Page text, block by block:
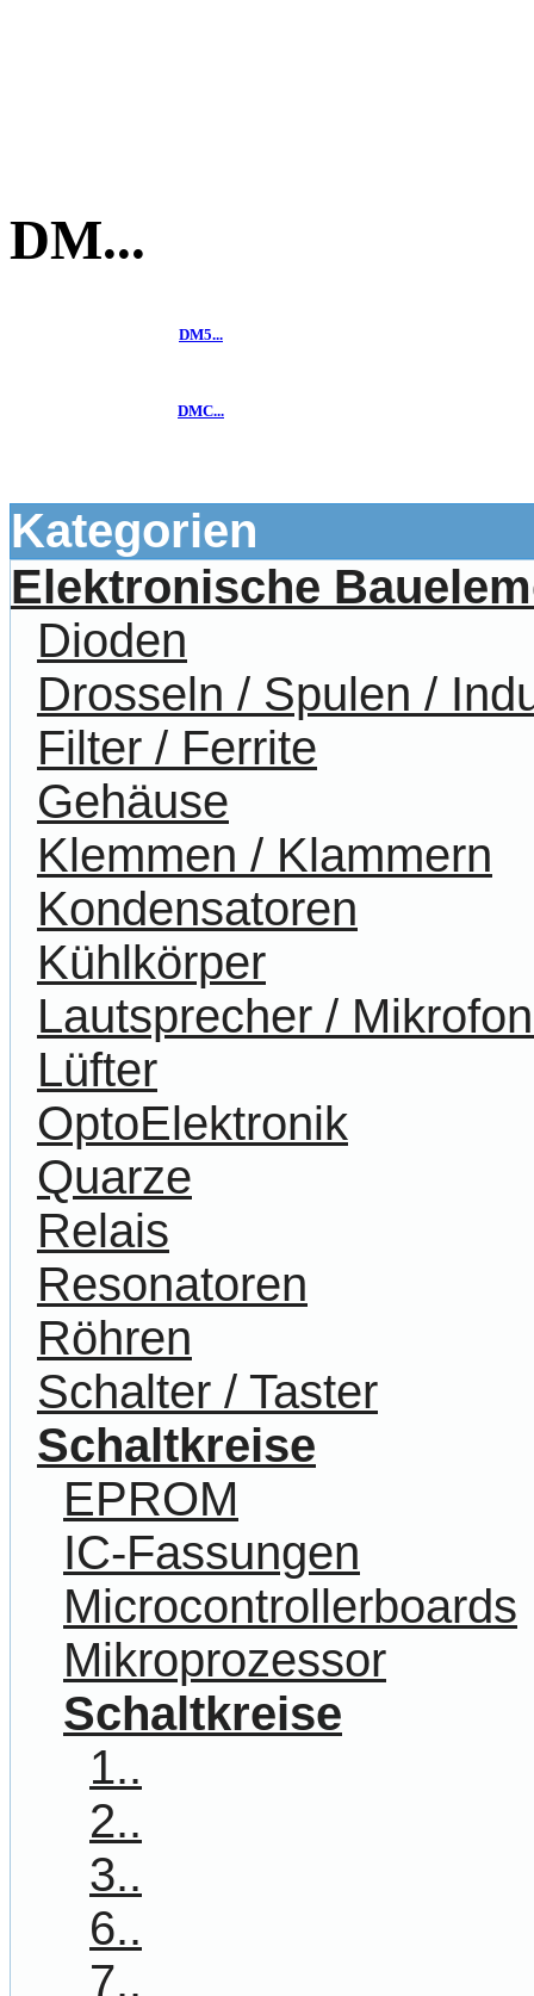
DM...
DM5...
DMC...
Kategorien
Elektronische
Dioden
Drosseln / Spulen /
Filter / Ferrite
Gehäuse
Klemmen / Klammern
Kondensatoren
Kühlkörper
Lautsprecher /
Lüfter
OptoElektronik
Quarze
Relais
Resonatoren
Röhren
Schalter / Taster
Schaltkreise
EPROM
IC-Fassungen
Microcontrollerboards
Mikroprozessor
Schaltkreise
1..
2..
3..
6..
7..